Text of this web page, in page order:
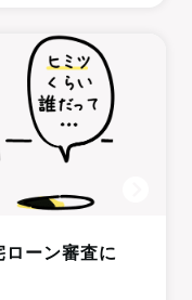
ーン審査に